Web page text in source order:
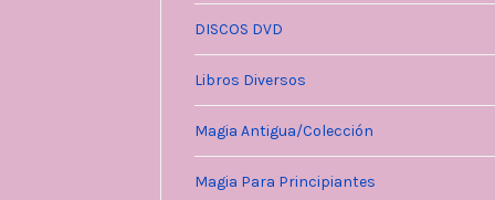
DISCOS DVD
Libros Diversos
Magia Antigua/Colección
Magia Para Principiantes